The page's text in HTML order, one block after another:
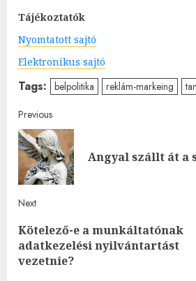
Tájékoztatók
Nyomtatott sajtó
Elektronikus sajtó
Tags: belpolitika reklám-markeing
Post
navigation
Previous
Angyal szállt át a
Next
Next
post:
Kötelező-e a munkáltatónak
adatkezelési nyilvántartást
vezetnie?